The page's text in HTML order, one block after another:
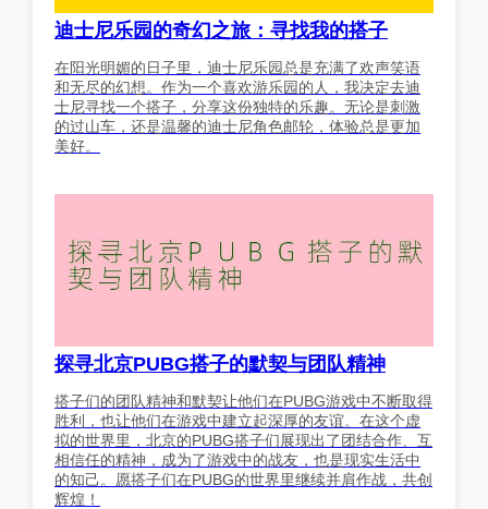
迪士尼乐园的奇幻之旅：寻找我的搭子
在阳光明媚的日子里，迪士尼乐园总是充满了欢声笑语
和无尽的幻想。作为一个喜欢游乐园的人，我决定去迪
士尼寻找一个搭子，分享这份独特的乐趣。无论是刺激
的过山车，还是温馨的迪士尼角色邮轮，体验总是更加
美好。
探寻北京PUBG搭子的默契与团队精神
搭子们的团队精神和默契让他们在PUBG游戏中不断取得
胜利，也让他们在游戏中建立起深厚的友谊。在这个虚
拟的世界里，北京的PUBG搭子们展现出了团结合作、互
相信任的精神，成为了游戏中的战友，也是现实生活中
的知己。愿搭子们在PUBG的世界里继续并肩作战，共创
辉煌！